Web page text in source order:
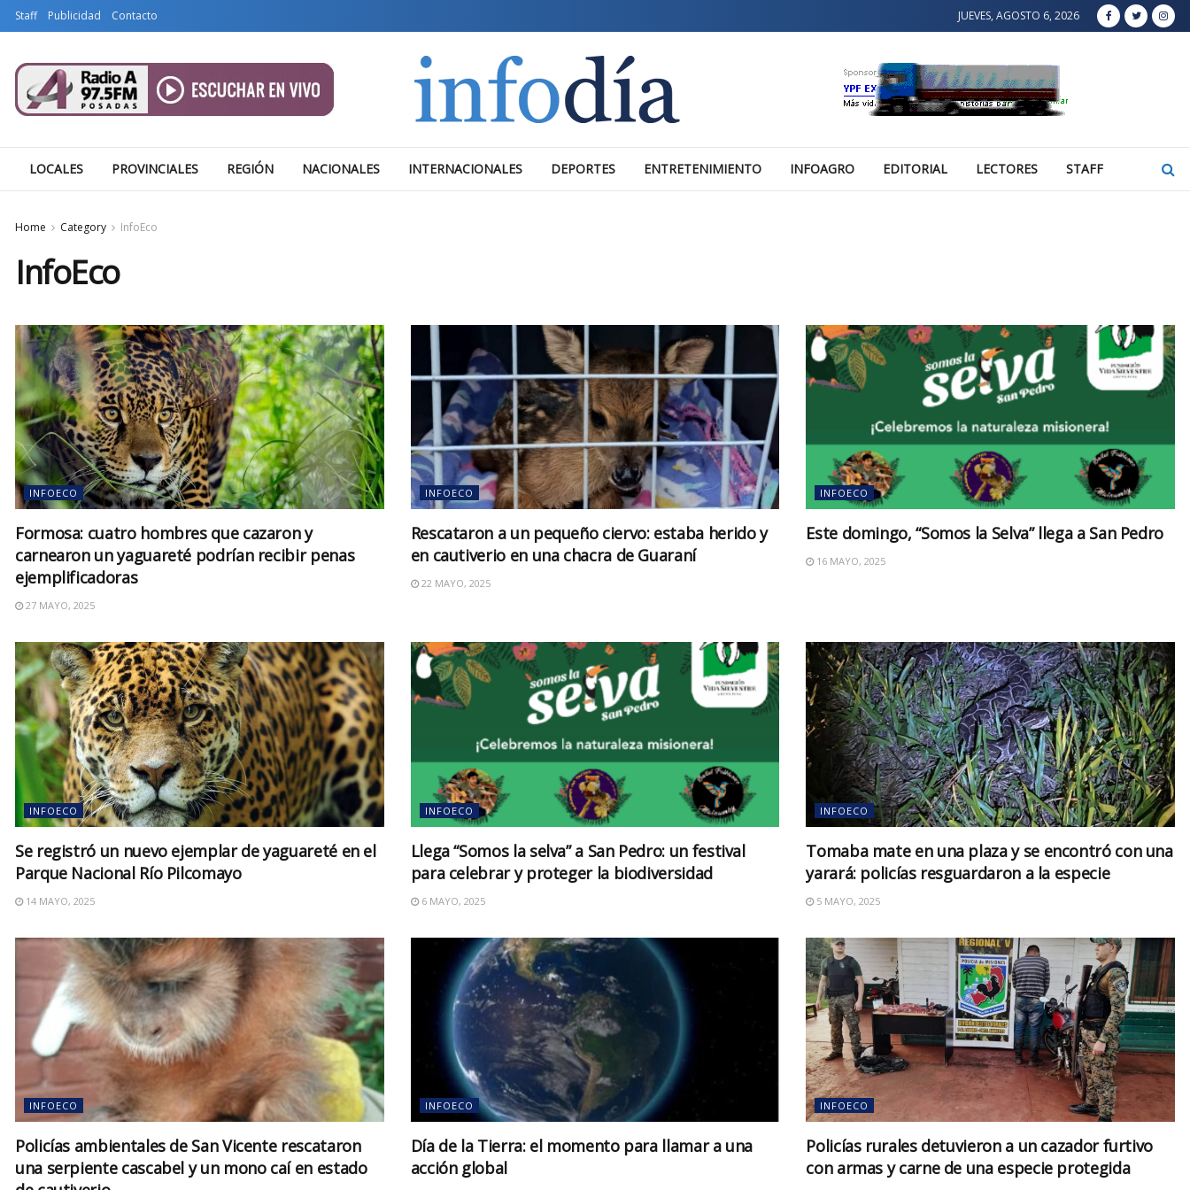
Staff Publicidad Contacto JUEVES, AGOSTO 6, 2026
LOCALES PROVINCIALES REGIÓN NACIONALES INTERNACIONALES DEPORTES ENTRETENIMIENTO INFOAGRO EDITORIAL LECTORES STAFF
Home Category InfoEco
InfoEco
INFOECO
Formosa: cuatro hombres que cazaron y
carnearon un yaguareté podrían recibir penas
ejemplificadoras
27 MAYO, 2025
INFOECO
Rescataron a un pequeño ciervo: estaba herido y
en cautiverio en una chacra de Guaraní
22 MAYO, 2025
INFOECO
Este domingo, “Somos la Selva” llega a San Pedro
16 MAYO, 2025
INFOECO
Se registró un nuevo ejemplar de yaguareté en el
Parque Nacional Río Pilcomayo
14 MAYO, 2025
INFOECO
Llega “Somos la selva” a San Pedro: un festival
para celebrar y proteger la biodiversidad
6 MAYO, 2025
INFOECO
Tomaba mate en una plaza y se encontró con una
yarará: policías resguardaron a la especie
5 MAYO, 2025
INFOECO
Policías ambientales de San Vicente rescataron
una serpiente cascabel y un mono caí en estado
INFOECO
Día de la Tierra: el momento para llamar a una
acción global
INFOECO
Policías rurales detuvieron a un cazador furtivo
con armas y carne de una especie protegida